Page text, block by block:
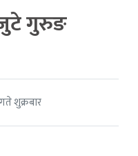
गुरुङ
शुक्रबार